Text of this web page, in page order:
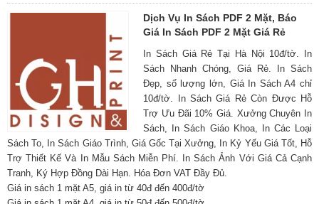
Dịch Vụ In Sách PDF 2 Mặt, Báo
Giá In Sách PDF 2 Mặt Giá Rẻ
In Sách Giá Rẻ Tại Hà Nội 10đ/tờ. In
Sách Nhanh Chóng, Giá Rẻ. In Sách
Đẹp, số lượng lớn, Giá In Sách A4 chỉ
10đ/tờ. In Sách Giá Rẻ Còn Được Hỗ
Trợ Ưu Đãi 10% Giá. Xưởng Chuyên In
Sách, In Sách Giáo Khoa, In Các Loại
Sách To, In Sách Giáo Trình, Giá Gốc Tại Xưởng, In Kỷ Yếu Giá Tốt, Hỗ
Trợ Thiết Kế Và In Mẫu Sách Miễn Phí. In Sách Ảnh Với Giá Cả Cạnh
Tranh, Ký Hợp Đồng Dài Hạn. Hóa Đơn VAT Đầy Đủ.
Giá in sách 1 mặt A5, giá in từ 40đ đến 400đ/tờ